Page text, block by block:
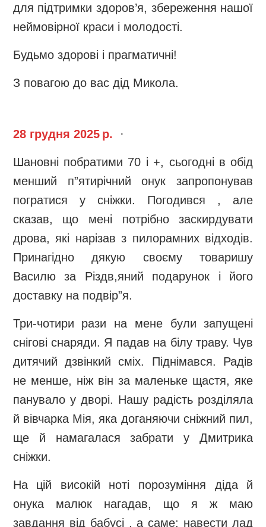
для підтримки здоров’я, збереження нашої
неймовірної краси і молодості.
Будьмо здорові і прагматичні!
З повагою до вас дід Микола.
28 грудня 2025 р. ·
Шановні побратими 70 і +, сьогодні в обід
менший п”ятирічний онук запропонував
погратися у сніжки. Погодився , але
сказав, що мені потрібно заскирдувати
дрова, які нарізав з пилорамних відходів.
Принагідно дякую своєму товаришу
Василю за Різдв,яний подарунок і його
доставку на подвір”я.
Три-чотири рази на мене були запущені
снігові снаряди. Я падав на білу траву. Чув
дитячий дзвінкий сміх. Піднімався. Радів
не менше, ніж він за маленьке щастя, яке
панувало у дворі. Нашу радість розділяла
й вівчарка Мія, яка доганяючи сніжний пил,
ще й намагалася забрати у Дмитрика
сніжки.
На цій високій ноті порозуміння діда й
онука малюк нагадав, що я ж маю
завдання від бабусі , а саме: навести лад